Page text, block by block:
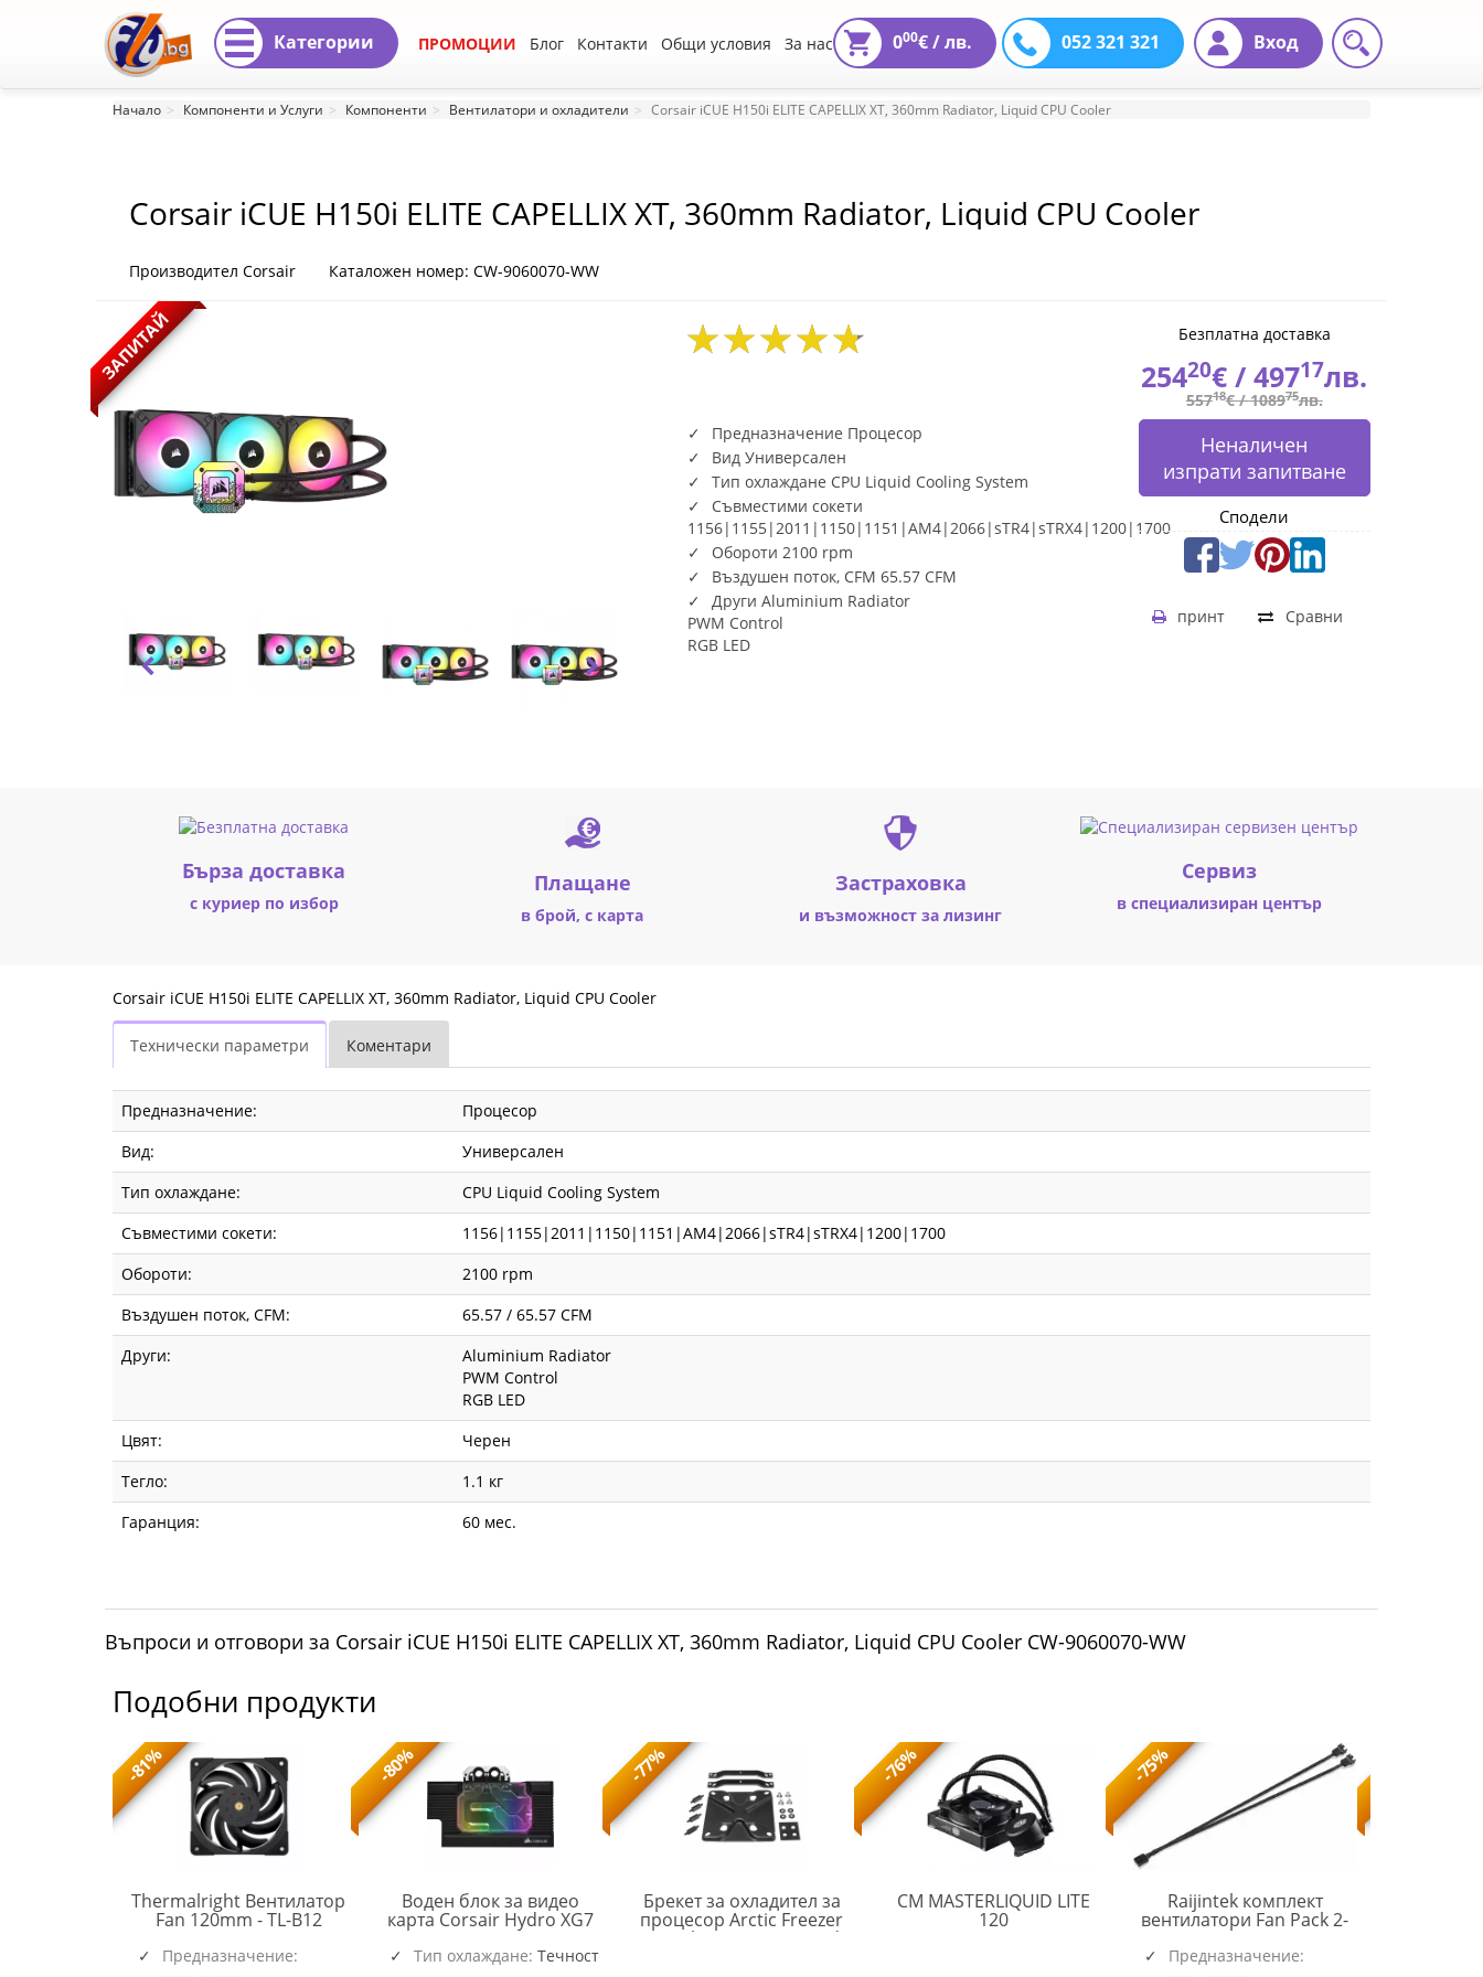
Corsair
ELITE
CAPELLIX
XT,
360mm
Radiator,
Liquid
CPU
Cooler
WW
Категории ПРОМОЦИИ Блог Контакти Общи условия За нас Вход
052 321 321
000€ /лв.
Начало Компоненти и Услуги Компоненти Вентилатори и охладители Corsair iCUE H150i ELITE CAPELLIX XT, 360mm Radiator, Liquid CPU Cooler
Corsair iCUE H150i ELITE CAPELLIX XT, 360mm Radiator, Liquid CPU Cooler
Производител Corsair Каталожен номер: CW-9060070-WW
ЗАПИТАЙ
Предназначение Процесор
Вид Универсален
Тип охлаждане CPU Liquid Cooling System
Съвместими сокети
1156|1155|2011|1150|1151|AM4|2066|sTR4|sTRX4|1200|1700
Обороти 2100 rpm
Въздушен поток, CFM 65.57 CFM
Други Aluminium Radiator
PWM Control
RGB LED
Безплатна доставка
25420€ /49717лв.
55718€ /108975лв.
Неналичен
изпрати запитване
Сподели
Сравни
принт
Бърза доставка
с куриер по избор
Плащане
в брой, с карта
Застраховка
и възможност за лизинг
Cервиз
в специализиран център
Corsair iCUE H150i ELITE CAPELLIX XT, 360mm Radiator, Liquid CPU Cooler
Технически параметри Коментари
Предназначение:
Процесор
Вид:
Универсален
Тип охлаждане:
CPU Liquid Cooling System
Съвместими сокети:
1156|1155|2011|1150|1151|AM4|2066|sTR4|sTRX4|1200|1700
Обороти:
2100 rpm
Въздушен поток, CFM:
65.57 / 65.57 CFM
Други:
Aluminium Radiator
PWM Control
RGB LED
Цвят:
Черен
Тегло:
1.1 кг
Гаранция:
60 мес.
Въпроси и отговори за Corsair iCUE H150i ELITE CAPELLIX XT, 360mm Radiator, Liquid CPU Cooler CW-9060070-WW
Подобни продукти
-81%
Thermalright Вентилатор
Fan 120mm - TL-B12TL-
Предназначение:
-80%
Воден блок за видео
карта Corsair Hydro XG7
RGB за RTX 2070 Series
Founders EditionCRS-
Тип охлаждане: Течност
-77%
Брекет за охладител за
процесор Arctic Freezer
34 Intel LGA1700 Upgrade
-76%
CM MASTERLIQUID LITE
120CM
-75%
Raijintek комплект
вентилатори Fan Pack 2-
in-1 2x120mm - AGERAS 12
WHITE ARGB-2
Предназначение: